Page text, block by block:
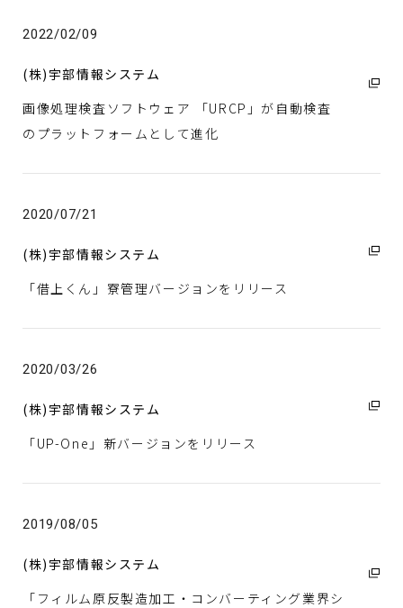
2022/02/09
(株)宇部情報システム
画像処理検査ソフトウェア 「URCP」が自動検査
のプラットフォームとして進化
2020/07/21
(株)宇部情報システム
「借上くん」寮管理バージョンをリリース
2020/03/26
(株)宇部情報システム
「UP-One」新バージョンをリリース
2019/08/05
(株)宇部情報システム
「フィルム原反製造加工・コンバーティング業界シ